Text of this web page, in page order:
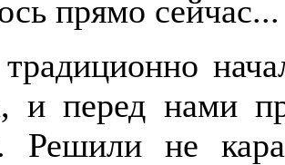
прямо
и перед нами
Решили не